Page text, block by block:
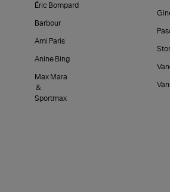
Éric Bompard
Barbour
Ami Paris
Anine Bing
Max Mara
&
Sportmax